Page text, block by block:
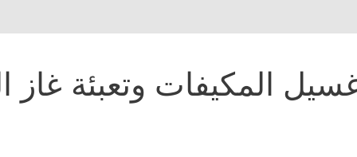
المكيفات وتعبئة غاز